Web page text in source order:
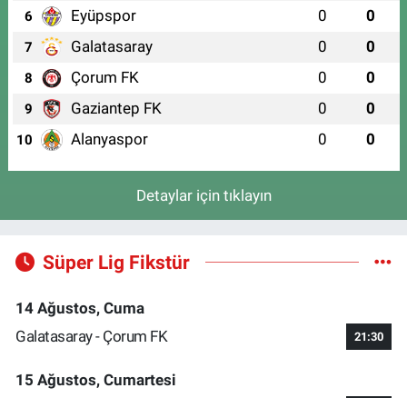
6 Eyüpspor 0 0
7 Galatasaray 0 0
8 Çorum FK 0 0
9 Gaziantep FK 0 0
10 Alanyaspor 0 0
Detaylar için tıklayın
Süper Lig Fikstür
14 Ağustos, Cuma
Galatasaray - Çorum FK
21:30
15 Ağustos, Cumartesi